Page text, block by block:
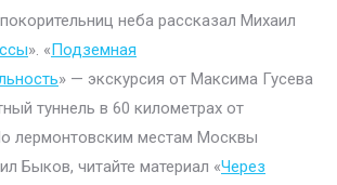
неба рассказал Михаил
». «Подземная
» — экскурсия от Максима Гусева
туннель в 60 километрах от
лермонтовским местам Москвы
Быков, читайте материал «Через